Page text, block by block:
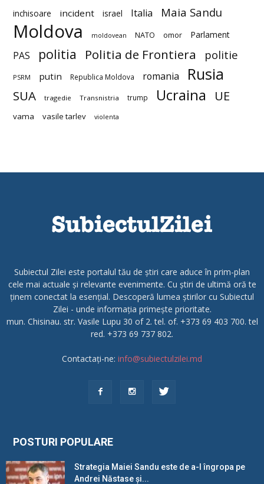
inchisoare incident israel Italia Maia Sandu
Moldova moldovean NATO omor Parlament
PAS politia Politia de Frontiera politie
PSRM putin Republica Moldova romania Rusia
SUA tragedie Transnistria trump Ucraina UE
vama vasile tarlev violenta
Subiectul Zilei este portalul tău de știri care aduce în prim-plan
cele mai actuale și relevante evenimente. Cu știri de ultimă oră te
ținem conectat la esențial. Descoperă lumea știrilor cu Subiectul
Zilei - unde informația primește prioritate.
mun. Chisinau. str. Vasile Lupu 30 of 2. tel. of. +373 69 403 700. tel
red. +373 69 737 802.
Contactați-ne: info@subiectulzilei.md
POSTURI POPULARE
Strategia Maiei Sandu este de a-l îngropa pe
Andrei Năstase și...